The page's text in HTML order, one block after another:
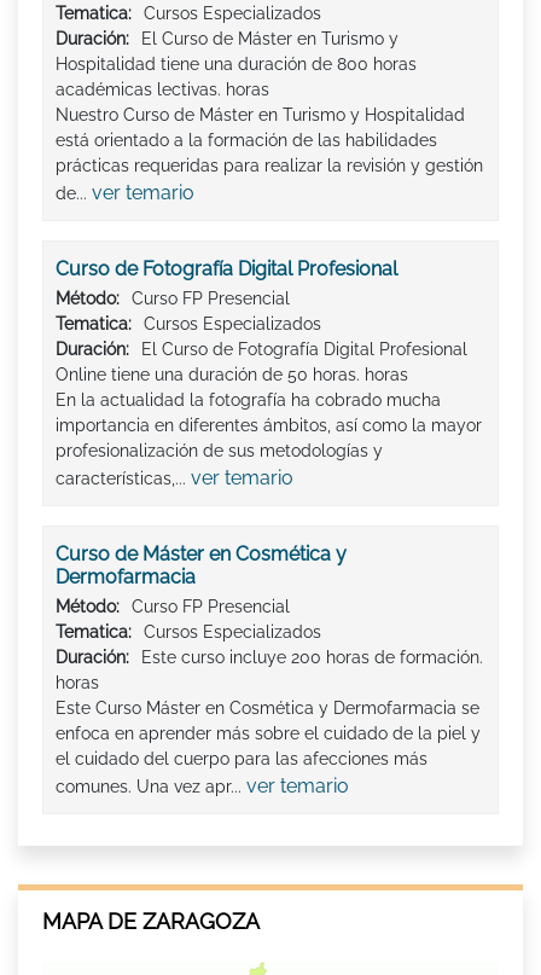
Tematica:
Cursos Especializados
Duración:
El Curso de Máster en Turismo y
Hospitalidad tiene una duración de 800 horas
académicas lectivas. horas
Nuestro Curso de Máster en Turismo y Hospitalidad
está orientado a la formación de las habilidades
prácticas requeridas para realizar la revisión y gestión
de... ver temario
Curso de Fotografía Digital Profesional
Método:
Curso FP Presencial
Tematica:
Cursos Especializados
Duración:
El Curso de Fotografía Digital Profesional
Online tiene una duración de 50 horas. horas
En la actualidad la fotografía ha cobrado mucha
importancia en diferentes ámbitos, así como la mayor
profesionalización de sus metodologías y
características,... ver temario
Curso de Máster en Cosmética y
Dermofarmacia
Método:
Curso FP Presencial
Tematica:
Cursos Especializados
Duración:
Este curso incluye 200 horas de formación.
horas
Este Curso Máster en Cosmética y Dermofarmacia se
enfoca en aprender más sobre el cuidado de la piel y
el cuidado del cuerpo para las afecciones más
comunes. Una vez apr... ver temario
MAPA DE ZARAGOZA